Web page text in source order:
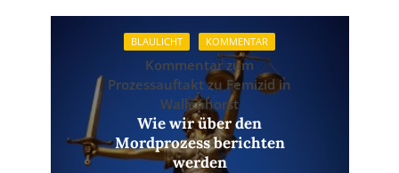
BLAULICHT KOMMENTAR
Kommentar zum
Prozessauftakt zu Femizid in
Wallenhorst
Wie wir über den
Mordprozess berichten
werden